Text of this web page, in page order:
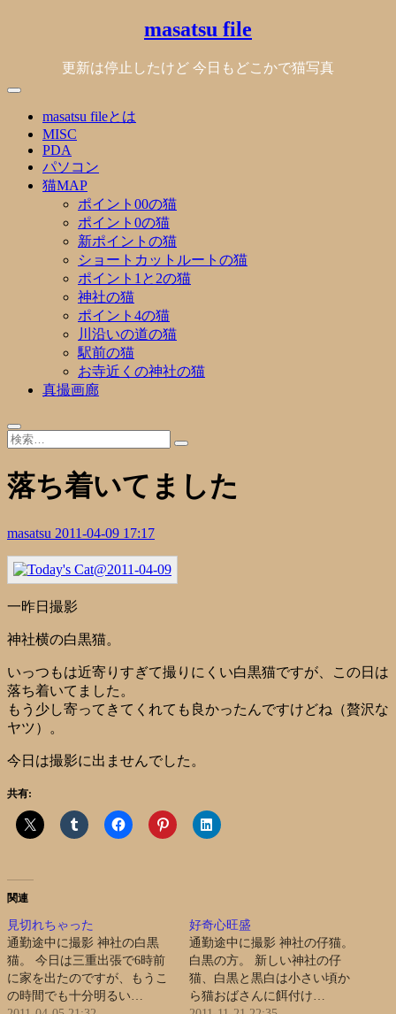
masatsu file
更新は停止したけど 今日もどこかで猫写真
masatsu fileとは
MISC
PDA
パソコン
猫MAP
ポイント00の猫
ポイント0の猫
新ポイントの猫
ショートカットルートの猫
ポイント1と2の猫
神社の猫
ポイント4の猫
川沿いの道の猫
駅前の猫
お寺近くの神社の猫
真撮画廊
落ち着いてました
masatsu 2011-04-09 17:17
一昨日撮影
神社横の白黒猫。
いっつもは近寄りすぎて撮りにくい白黒猫ですが、この日は
落ち着いてました。
もう少し寄ってきてくれても良かったんですけどね（贅沢な
ヤツ）。
今日は撮影に出ませんでした。
共有:
関連
見切れちゃった
通勤途中に撮影 神社の白黒
猫。 今日は三重出張で6時前
に家を出たのですが、もうこ
の時間でも十分明るい…
好奇心旺盛
通勤途中に撮影 神社の仔猫。
白黒の方。 新しい神社の仔
猫、白黒と黒白は小さい頃か
ら猫おばさんに餌付け…